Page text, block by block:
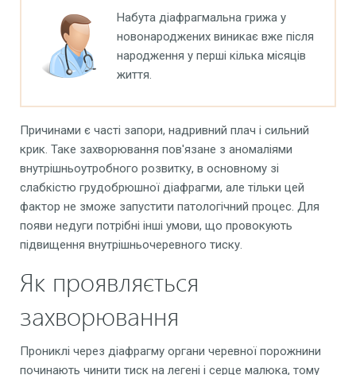
Набута діафрагмальна грижа у
новонароджених виникає вже після
народження у перші кілька місяців
життя.
Причинами є часті запори, надривний плач і сильний
крик. Таке захворювання пов'язане з аномаліями
внутрішньоутробного розвитку, в основному зі
слабкістю грудобрюшної діафрагми, але тільки цей
фактор не зможе запустити патологічний процес. Для
появи недуги потрібні інші умови, що провокують
підвищення внутрішньочеревного тиску.
Як проявляється
захворювання
Прониклі через діафрагму органи черевної порожнини
починають чинити тиск на легені і серце малюка, тому